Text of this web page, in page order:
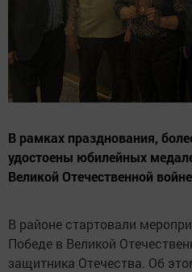
В рамках празднования,
удостоены юбилейных
Великой Отечественной
В районе стартовали
Победе в Великой
защитника Отечества. Об